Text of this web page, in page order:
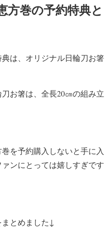
方巻の予約特典と
は、オリジナル日輪刀お箸
お箸は、全長20㎝の組み立
を予約購入しないと手に入
ンにとっては嬉しすぎです
とめました↓